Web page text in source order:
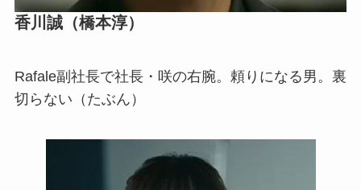
香川誠（橋本淳）
Rafale副社長で社長・咲の右腕。頼りになる男。裏
切らない（たぶん）